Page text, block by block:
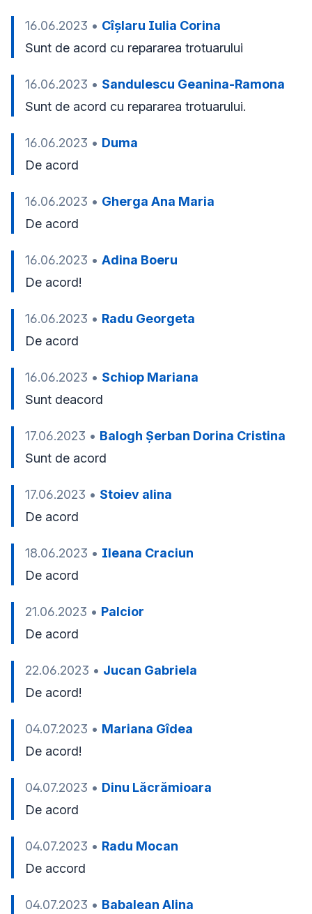
16.06.2023 • Cîșlaru Iulia Corina
Sunt de acord cu repararea trotuarului
16.06.2023 • Sandulescu Geanina-Ramona
Sunt de acord cu repararea trotuarului.
16.06.2023 • Duma
De acord
16.06.2023 • Gherga Ana Maria
De acord
16.06.2023 • Adina Boeru
De acord!
16.06.2023 • Radu Georgeta
De acord
16.06.2023 • Schiop Mariana
Sunt deacord
17.06.2023 • Balogh Șerban Dorina Cristina
Sunt de acord
17.06.2023 • Stoiev alina
De acord
18.06.2023 • Ileana Craciun
De acord
21.06.2023 • Palcior
De acord
22.06.2023 • Jucan Gabriela
De acord!
04.07.2023 • Mariana Gîdea
De acord!
04.07.2023 • Dinu Lăcrămioara
De acord
04.07.2023 • Radu Mocan
De accord
04.07.2023 • Babalean Alina